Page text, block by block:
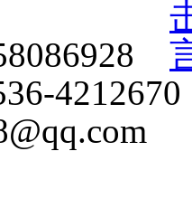
4212670